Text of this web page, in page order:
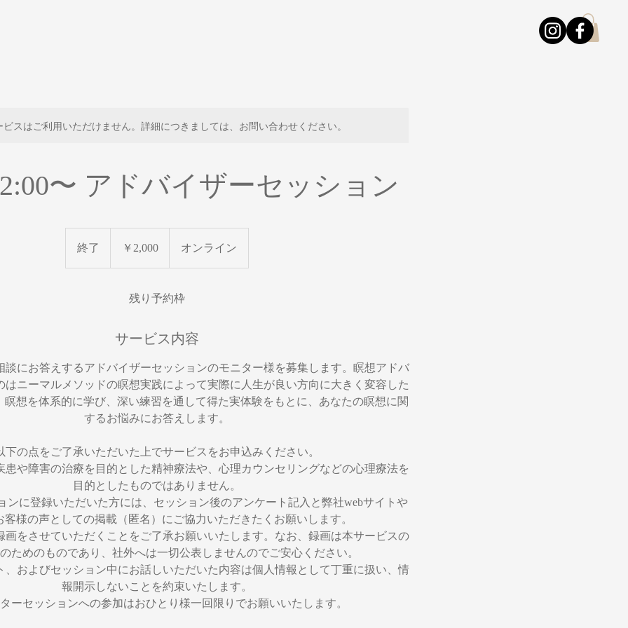
スはご利用いただけません。詳細につきましては、お問い合わせください。
〜 アドバイザーセッション
終了 ￥2,000 オンライン
残り予約枠
サービス内容
談にお答えするアドバイザーセッションのモニター様を募集します。瞑想アドバ
はニーマルメソッドの瞑想実践によって実際に人生が良い方向に大きく変容した
瞑想を体系的に学び、深い練習を通して得た実体験をもとに、あなたの瞑想に関
するお悩みにお答えします。
下の点をご了承いただいた上でサービスをお申込みください。
患や障害の治療を目的とした精神療法や、心理カウンセリングなどの心理療法を
目的としたものではありません。
ンに登録いただいた方には、セッション後のアンケート記入と弊社webサイトや
客様の声としての掲載（匿名）にご協力いただきたくお願いします。
画をさせていただくことをご了承お願いいたします。なお、録画は本サービスの
ためのものであり、社外へは一切公表しませんのでご安心ください。
、およびセッション中にお話しいただいた内容は個人情報として丁重に扱い、情
報開示しないことを約束いたします。
ーセッションへの参加はおひとり様一回限りでお願いいたします。